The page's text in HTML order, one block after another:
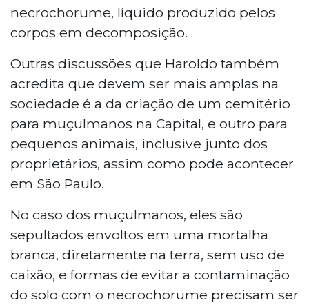
necrochorume, líquido produzido pelos
corpos em decomposição.
Outras discussões que Haroldo também
acredita que devem ser mais amplas na
sociedade é a da criação de um cemitério
para muçulmanos na Capital, e outro para
pequenos animais, inclusive junto dos
proprietários, assim como pode acontecer
em São Paulo.
No caso dos muçulmanos, eles são
sepultados envoltos em uma mortalha
branca, diretamente na terra, sem uso de
caixão, e formas de evitar a contaminação
do solo com o necrochorume precisam ser